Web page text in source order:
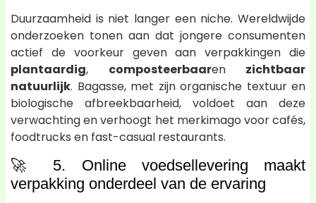
Duurzaamheid is niet langer een niche. Wereldwijde
onderzoeken tonen aan dat jongere consumenten
actief de voorkeur geven aan verpakkingen die
plantaardig, composteerbaaren zichtbaar
natuurlijk. Bagasse, met zijn organische textuur en
biologische afbreekbaarheid, voldoet aan deze
verwachting en verhoogt het merkimago voor cafés,
foodtrucks en fast-casual restaurants.
🚀 5. Online voedsellevering maakt
verpakking onderdeel van de ervaring